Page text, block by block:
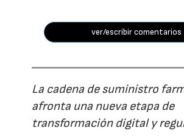
ver/escribir comentarios
La cadena de suministro
afronta una nueva etapa de
transformación digital y